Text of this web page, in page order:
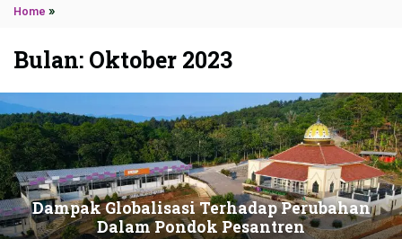
Home »
Bulan: Oktober 2023
Dampak Globalisasi Terhadap Perubahan
Dalam Pondok Pesantren